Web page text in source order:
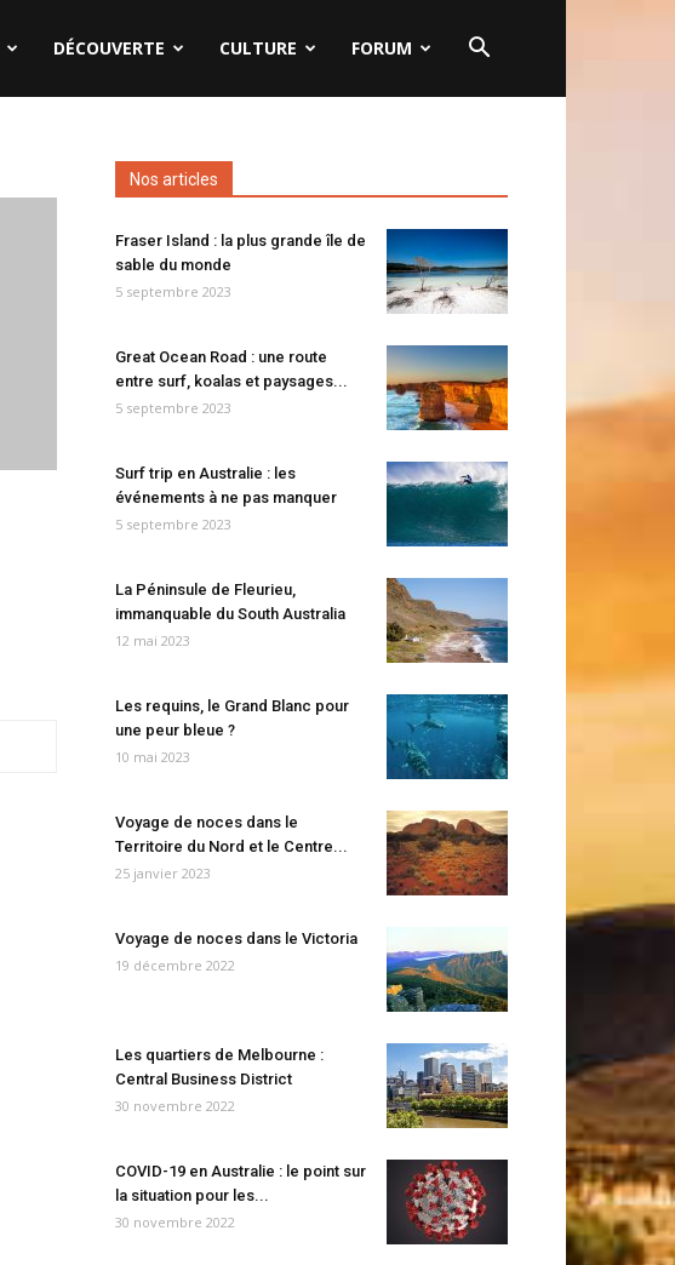
DÉCOUVERTE CULTURE FORUM
Nos articles
Fraser Island : la plus grande île de
sable du monde
5 septembre 2023
Great Ocean Road : une route
entre surf, koalas et paysages...
5 septembre 2023
Surf trip en Australie : les
événements à ne pas manquer
5 septembre 2023
La Péninsule de Fleurieu,
immanquable du South Australia
12 mai 2023
Les requins, le Grand Blanc pour
une peur bleue ?
10 mai 2023
Voyage de noces dans le
Territoire du Nord et le Centre...
25 janvier 2023
Voyage de noces dans le Victoria
19 décembre 2022
Les quartiers de Melbourne :
Central Business District
30 novembre 2022
COVID-19 en Australie : le point sur
la situation pour les...
30 novembre 2022